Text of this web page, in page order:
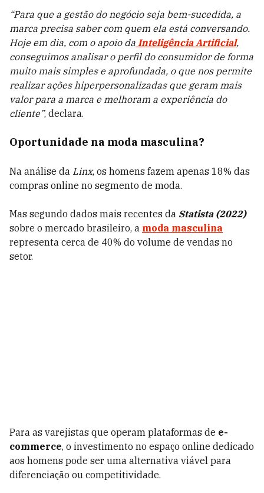
“Para que a gestão do negócio seja bem-sucedida, a
marca precisa saber com quem ela está conversando.
Hoje em dia, com o apoio da Inteligência Artificial,
conseguimos analisar o perfil do consumidor de forma
muito mais simples e aprofundada, o que nos permite
realizar ações hiperpersonalizadas que geram mais
valor para a marca e melhoram a experiência do
cliente”, declara.
Oportunidade na moda masculina?
Na análise da Linx, os homens fazem apenas 18% das
compras online no segmento de moda.
Mas segundo dados mais recentes da Statista (2022)
sobre o mercado brasileiro, a moda masculina
representa cerca de 40% do volume de vendas no
setor.
Para as varejistas que operam plataformas de e-
commerce, o investimento no espaço online dedicado
aos homens pode ser uma alternativa viável para
diferenciação ou competitividade.